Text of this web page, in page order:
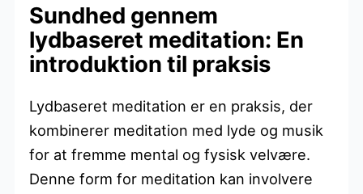
Sundhed gennem
lydbaseret meditation: En
introduktion til praksis
Lydbaseret meditation er en praksis, der
kombinerer meditation med lyde og musik
for at fremme mental og fysisk velvære.
Denne form for meditation kan involvere